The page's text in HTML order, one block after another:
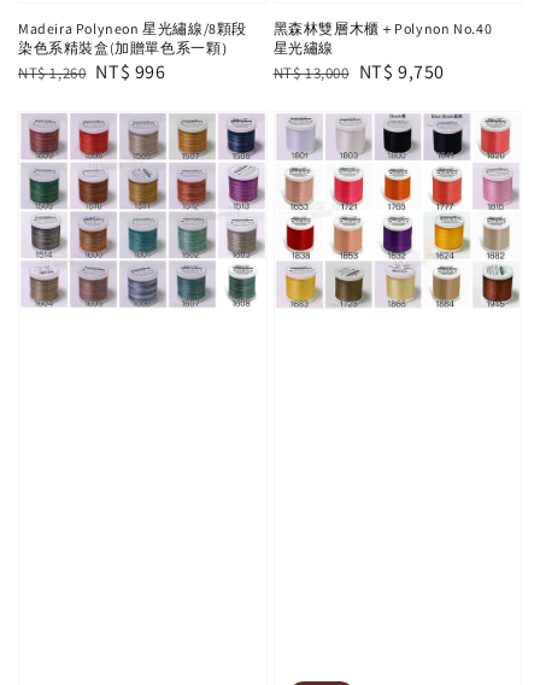
Madeira Polyneon 星光繡線/8顆段
染色系精裝盒(加贈單色系一顆）
Regular
NT$ 1,260 Sale
NT$ 996
黑森林雙層木櫃＋Polynon No.40
星光繡線
Regular
NT$ 13,000 Sale
NT$ 9,750